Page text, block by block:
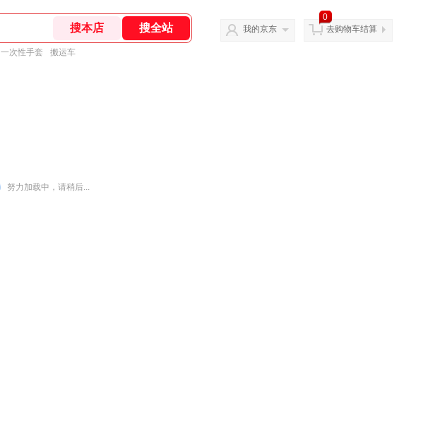
一次性手套 搬运车
我的京东
0
去购物车结算
努力加载中，请稍后...